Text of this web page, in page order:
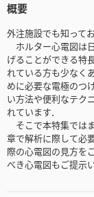
概要
外注施設でも知って
ホルター心電図は
げることができる特
れている方も少なく
めに必要な電極のつ
い方法や便利なテク
れています．
そこで本特集では
章で解析に際して必
際の心電図の見方を
べき心電図もご提示